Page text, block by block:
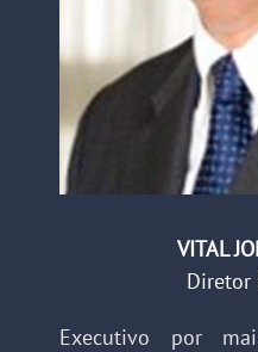
VITAL
Diretor
Executivo por